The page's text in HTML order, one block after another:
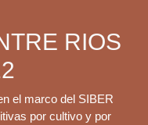
RIOS
el marco del SIBER
por cultivo y por